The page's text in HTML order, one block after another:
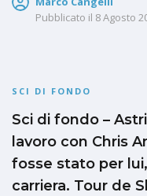
Pubblicato il 8 Agosto
SCI DI FONDO
Sci di fondo –
lavoro con Chris
fosse stato per
carriera. Tour de